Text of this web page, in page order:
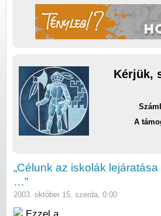
Kérjük,
A
„Célunk az iskolák
…”
2003. október 15. szerda, 0:00
Ezzel a